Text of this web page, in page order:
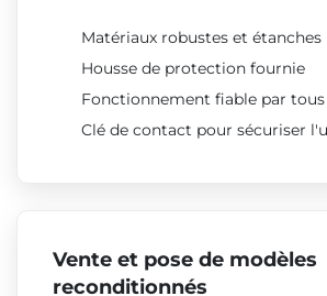
Matériaux robustes et étanches
Housse de protection fournie
Fonctionnement fiable par
Clé de contact pour sécuriser
Vente et pose de modèles
reconditionnés